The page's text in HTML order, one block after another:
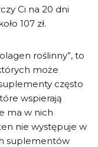
Ci na 20 dni
107 zł.
roślinny”, to
może
często
wspierają
ma w nich
nie występuje w
suplementów